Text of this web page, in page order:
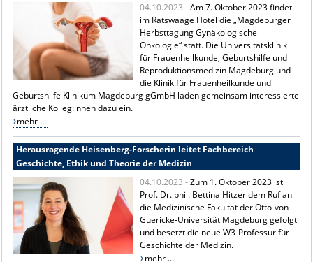
04.10.2023 -Am 7. Oktober 2023 findet
im Ratswaage Hotel die „Magdeburger
Herbsttagung Gynäkologische
Onkologie“ statt. Die Universitätsklinik
für Frauenheilkunde, Geburtshilfe und
Reproduktionsmedizin Magdeburg und
die Klinik für Frauenheilkunde und
Geburtshilfe Klinikum Magdeburg gGmbH laden gemeinsam interessierte
ärztliche Kolleg:innen dazu ein.
mehr ...
Herausragende Heisenberg-Forscherin leitet Fachbereich
Geschichte, Ethik und Theorie der Medizin
04.10.2023 -Zum 1. Oktober 2023 ist
Prof. Dr. phil. Bettina Hitzer dem Ruf an
die Medizinische Fakultät der Otto-von-
Guericke-Universität Magdeburg gefolgt
und besetzt die neue W3-Professur für
Geschichte der Medizin.
mehr ...